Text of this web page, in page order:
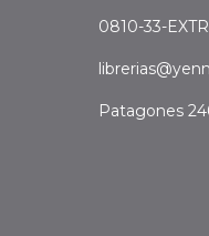
0810-33-
Patagones